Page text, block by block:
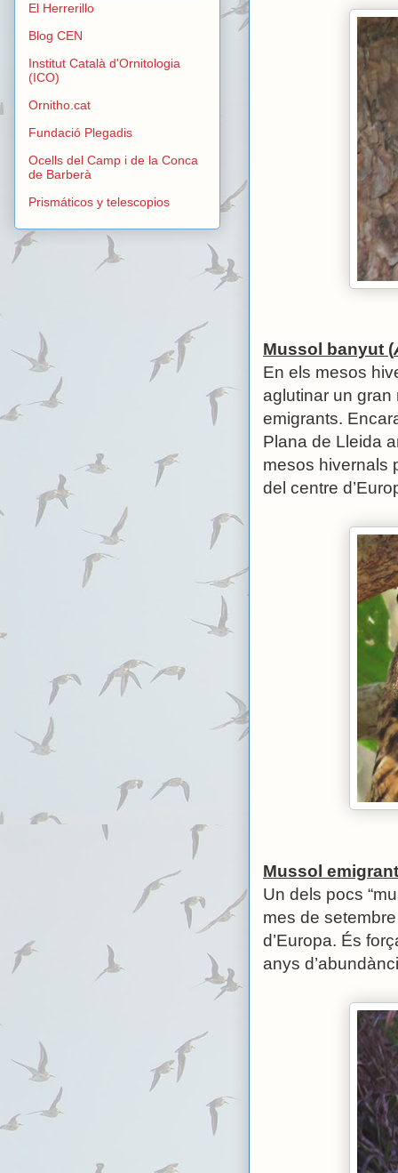
Mussol banyut (
En els mesos
aglutinar un gran
emigrants.
Plana de Lleida
mesos hivernals
del centre
Mussol
Un dels pocs
mes de
d’Europa. És
anys
El Herrerillo
Blog CEN
Institut Català d'Ornitologia
(ICO)
Ornitho.cat
Fundació Plegadis
Ocells del Camp i de la Conca
de Barberà
Prismáticos y telescopios